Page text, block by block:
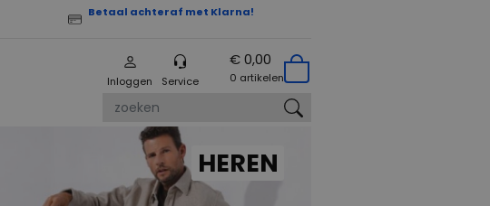
Betaal achteraf met Klarna!
Inloggen Service
€ 0,00
0 artikelen
HEREN